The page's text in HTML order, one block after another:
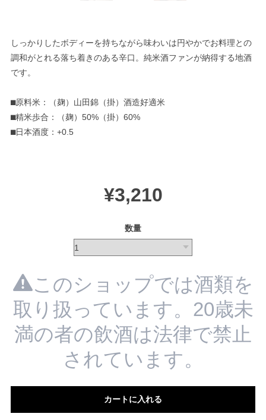
しっかりしたボディーを持ちながら味わいは円やかでお料理との
調和がとれる落ち着きのある辛口。純米酒ファンが納得する地酒
です。
⬛︎原料米：（麹）山田錦（掛）酒造好適米
⬛︎精米歩合：（麹）50%（掛）60%
⬛︎日本酒度：+0.5
¥3,210
数量
このショップでは酒類を
取り扱っています。20歳未
満の者の飲酒は法律で禁止
されています。
カートに入れる